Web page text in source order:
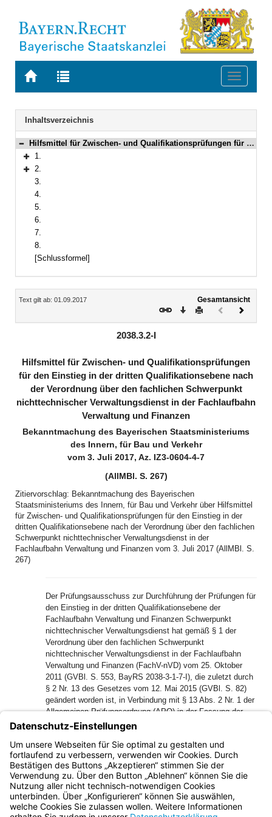
Zur
BAYERN.RECHT
Zur
letzten
Suche
Toggle
Navigation
Inhaltsverzeichnis
Bereich reduzieren
Hilfsmittel für Zwischen- und Qualifikationsprüfungen für den Einstieg in der dritten Qualifikationsebene nach der Verordnung über den fachlichen Schwerpunkt nichttechnischer Verwaltungsdienst in der Fachlaufbahn Verwaltung und Finanzen
Bereich erweitern
1.
Bereich erweitern
2.
3.
4.
5.
6.
7.
8.
[Schlussformel]
Inhalt
Text gilt ab: 01.09.2017
Gesamtansicht
Download
DruckenVorheriges
2038.3.2-I
Hilfsmittel für Zwischen- und Qualifikationsprüfungen
für den Einstieg in der dritten Qualifikationsebene nach
der Verordnung über den fachlichen Schwerpunkt
nichttechnischer Verwaltungsdienst in der Fachlaufbahn
Verwaltung und Finanzen
Bekanntmachung des Bayerischen Staatsministeriums
des Innern, für Bau und Verkehr
vom 3. Juli 2017, Az. IZ3-0604-4-7
(AllMBl. S. 267)
Zitiervorschlag: Bekanntmachung des Bayerischen
Staatsministeriums des Innern, für Bau und Verkehr über Hilfsmittel
für Zwischen- und Qualifikationsprüfungen für den Einstieg in der
dritten Qualifikationsebene nach der Verordnung über den fachlichen
Schwerpunkt nichttechnischer Verwaltungsdienst in der
Fachlaufbahn Verwaltung und Finanzen vom 3. Juli 2017 (AllMBl. S.
267)
Der Prüfungsausschuss zur Durchführung der Prüfungen für
den Einstieg in der dritten Qualifikationsebene der
Fachlaufbahn Verwaltung und Finanzen Schwerpunkt
nichttechnischer Verwaltungsdienst hat gemäß § 1 der
Verordnung über den fachlichen Schwerpunkt
nichttechnischer Verwaltungsdienst in der Fachlaufbahn
Verwaltung und Finanzen (FachV-nVD) vom 25. Oktober
2011 (GVBl. S. 553, BayRS 2038-3-1-7-I), die zuletzt durch
§ 2 Nr. 13 des Gesetzes vom 12. Mai 2015 (GVBl. S. 82)
geändert worden ist, in Verbindung mit § 13 Abs. 2 Nr. 1 der
Allgemeinen Prüfungsordnung (APO) in der Fassung der
Bekanntmachung vom 14. Februar 1984 (GVBl. S. 76,
BayRS 2030-2-10-F), die zuletzt durch § 1 der Verordnung
vom 17. April 2013 (GVBl. S. 222) geändert worden ist,
beschlossen:
Bayern.de
BayernPortal